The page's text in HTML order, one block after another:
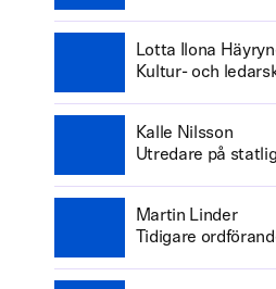
Lotta Ilona
Kultur- och
Kalle Nilsson
Utredare på
Martin Linder
Tidigare